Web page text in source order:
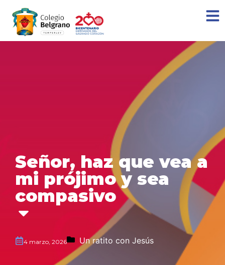
Señor, haz que vea a
mi prójimo y sea
compasivo
4 marzo, 2026 Un ratito con Jesús